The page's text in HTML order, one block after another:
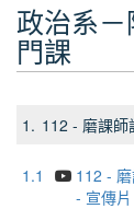
政治系
門課
1. 112 - 磨課師
1.1
112 -
- 宣傳片